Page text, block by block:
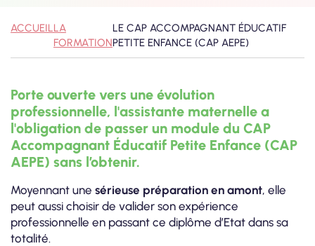
ACCUEILLA
FORMATION
LE CAP ACCOMPAGNANT ÉDUCATIF
PETITE ENFANCE (CAP AEPE)
Porte ouverte vers une évolution
professionnelle, l'assistante maternelle a
l'obligation de passer un module du CAP
Accompagnant Éducatif Petite Enfance (CAP
AEPE) sans l’obtenir.
Moyennant une sérieuse préparation en amont, elle
peut aussi choisir de valider son expérience
professionnelle en passant ce diplôme d’Etat dans sa
totalité.